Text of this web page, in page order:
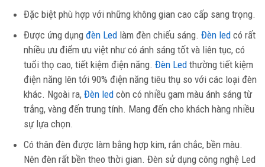
Đặc biệt phù hợp với những không gian cao cấp sang trọng.
Được ứng dụng đèn Led làm đèn chiếu sáng. Đèn led có rất
nhiều ưu điểm ưu việt như có ánh sáng tốt và liên tục, có
tuổi thọ cao, tiết kiệm điện năng. Đèn Led thường tiết kiệm
điện năng lên tới 90% điện năng tiêu thụ so với các loại đèn
khác. Ngoài ra, Đèn led còn có nhiều gam màu ánh sáng từ
trắng, vàng đến trung tính. Mang đến cho khách hàng nhiều
sự lựa chọn.
Có thân đèn được làm bằng hợp kim, rắn chắc, bền màu.
Nên đèn rất bền theo thời gian. Đèn sử dụng công nghệ Led